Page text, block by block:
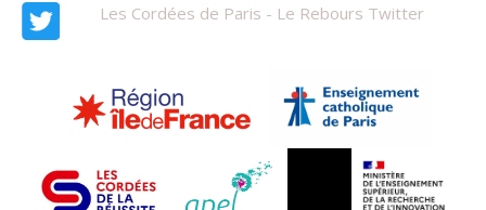
Les Cordées de Paris - Le Rebours Twitter